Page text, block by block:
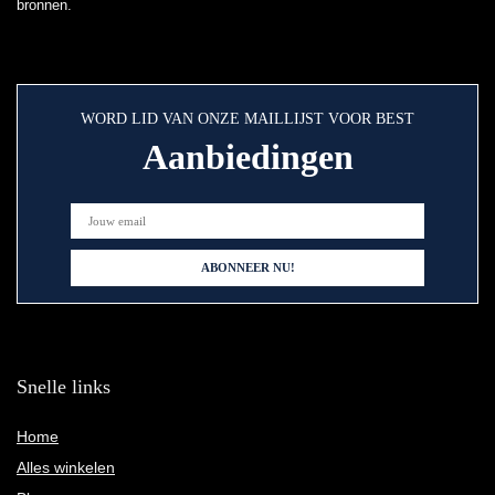
bronnen.
WORD LID VAN ONZE MAILLIJST VOOR BEST
Aanbiedingen
Snelle links
Home
Alles winkelen